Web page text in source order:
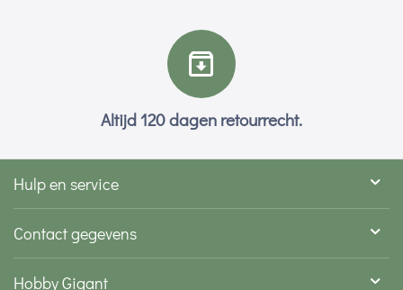
Altijd 120 dagen retourrecht.
Hulp en service
Contact gegevens
Hobby Gigant